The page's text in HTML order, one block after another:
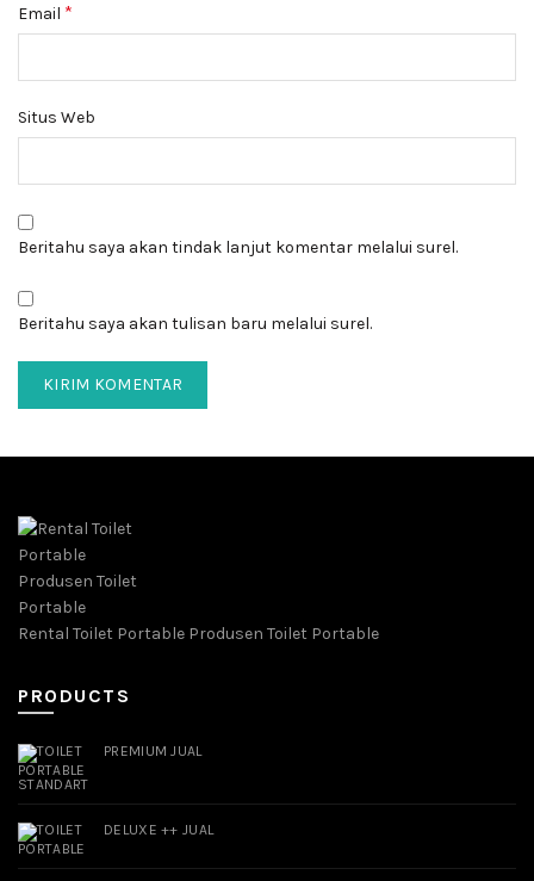
Email *
Situs Web
Beritahu saya akan tindak lanjut komentar melalui surel.
Beritahu saya akan tulisan baru melalui surel.
Rental Toilet Portable Produsen Toilet Portable
PRODUCTS
PREMIUM JUAL
DELUXE ++ JUAL